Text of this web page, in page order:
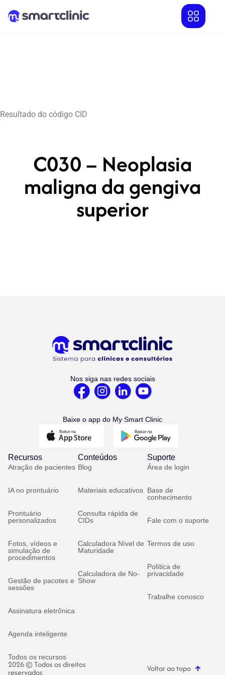
Resultado do código CID
C030 – Neoplasia
maligna da gengiva
superior
Nos siga nas redes sociais
Baixe o app do My Smart Clinic
Recursos
Atração de pacientes
IA no prontuário
Prontuário
personalizados
Fotos, vídeos e
simulação de
procedimentos
Gestão de pacotes e
sessões
Assinatura eletrônica
Agenda inteligente
Todos os recursos
Conteúdos
Blog
Materiais educativos
Consulta rápida de
CIDs
Calculadora Nível de
Maturidade
Calculadora de No-
Show
Suporte
Área de login
Base de
conhecimento
Fale com o suporte
Termos de uso
Política de
privacidade
Trabalhe conosco
2026 © Todos os direitos
reservados Voltar ao topo